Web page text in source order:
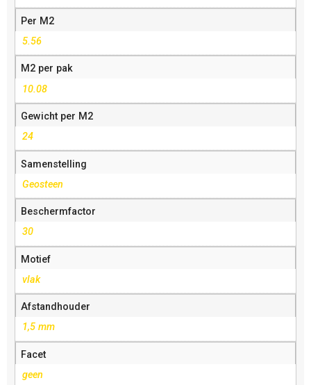
Per M2
5.56
M2 per pak
10.08
Gewicht per M2
24
Samenstelling
Geosteen
Beschermfactor
30
Motief
vlak
Afstandhouder
1,5 mm
Facet
geen